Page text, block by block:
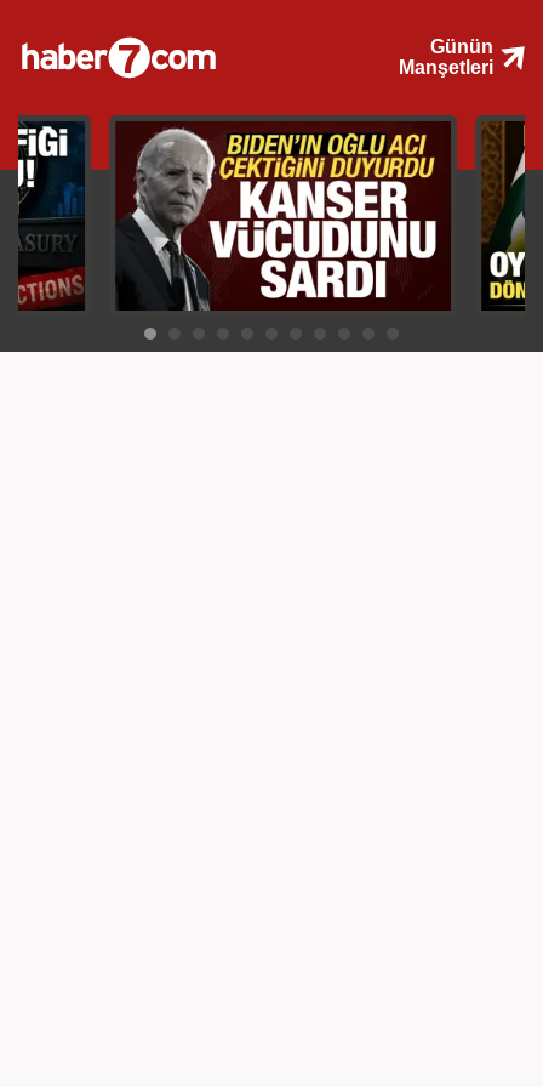
Günün
Manşetleri